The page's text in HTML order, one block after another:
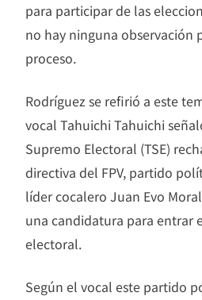
para participar de las
no hay ninguna observación
proceso.
Rodríguez se refirió a este
vocal Tahuichi Tahuichi
Supremo Electoral (TSE)
directiva del FPV, partido
líder cocalero Juan Evo
una candidatura para entrar
electoral.
Según el vocal este partido